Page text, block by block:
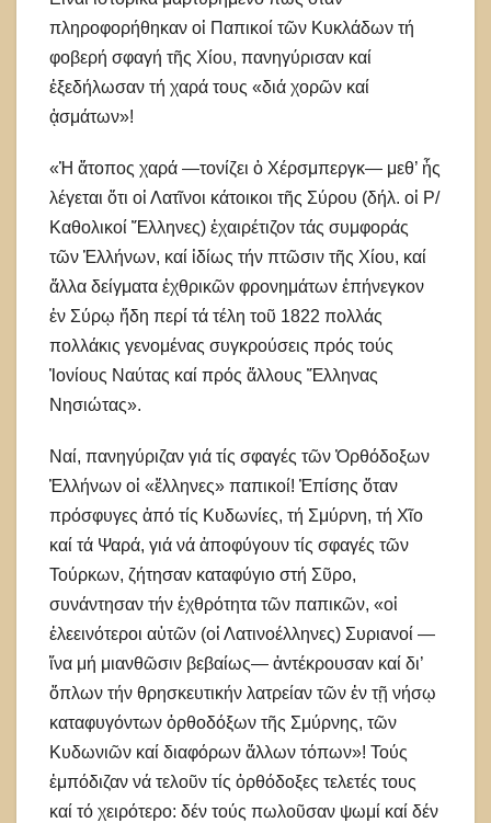
πληροφορήθηκαν οἱ Παπικοί τῶν Κυκλάδων τή
φοβερή σφαγή τῆς Χίου, πανηγύρισαν καί
ἐξεδήλωσαν τή χαρά τους «διά χορῶν καί
ᾀσμάτων»!
«Ἡ ἄτοπος χαρά —τονίζει ὁ Χέρσμπεργκ— μεθ’ ἧς
λέγεται ὅτι οἱ Λατῖνοι κάτοικοι τῆς Σύρου (δήλ. οἱ Ρ/
Καθολικοί Ἕλληνες) ἐχαιρέτιζον τάς συμφοράς
τῶν Ἑλλήνων, καί ἰδίως τήν πτῶσιν τῆς Χίου, καί
ἄλλα δείγματα ἐχθρικῶν φρονημάτων ἐπήνεγκον
ἐν Σύρῳ ἤδη περί τά τέλη τοῦ 1822 πολλάς
πολλάκις γενομένας συγκρούσεις πρός τούς
Ἰονίους Ναύτας καί πρός ἄλλους Ἕλληνας
Νησιώτας».
Ναί, πανηγύριζαν γιά τίς σφαγές τῶν Ὀρθόδοξων
Ἑλλήνων οἱ «ἕλληνες» παπικοί! Ἐπίσης ὅταν
πρόσφυγες ἀπό τίς Κυδωνίες, τή Σμύρνη, τή Χῖο
καί τά Ψαρά, γιά νά ἀποφύγουν τίς σφαγές τῶν
Τούρκων, ζήτησαν καταφύγιο στή Σῦρο,
συνάντησαν τήν ἐχθρότητα τῶν παπικῶν, «οἱ
ἐλεεινότεροι αὐτῶν (οἱ Λατινοέλληνες) Συριανοί —
ἵνα μή μιανθῶσιν βεβαίως— ἀντέκρουσαν καί δι’
ὅπλων τήν θρησκευτικήν λατρείαν τῶν ἐν τῇ νήσῳ
καταφυγόντων ὀρθοδόξων τῆς Σμύρνης, τῶν
Κυδωνιῶν καί διαφόρων ἄλλων τόπων»! Τούς
ἐμπόδιζαν νά τελοῦν τίς ὀρθόδοξες τελετές τους
καί τό χειρότερο: δέν τούς πωλοῦσαν ψωμί καί δέν